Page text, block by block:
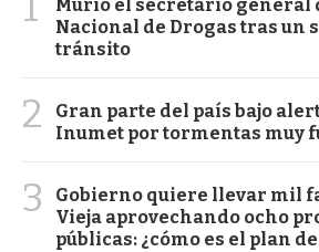
Murió el secretario general
Nacional de Drogas tras un
tránsito
2
Gran parte del país bajo
Inumet por tormentas muy
3
Gobierno quiere llevar mil
Vieja aprovechando ocho
públicas: ¿cómo es el plan